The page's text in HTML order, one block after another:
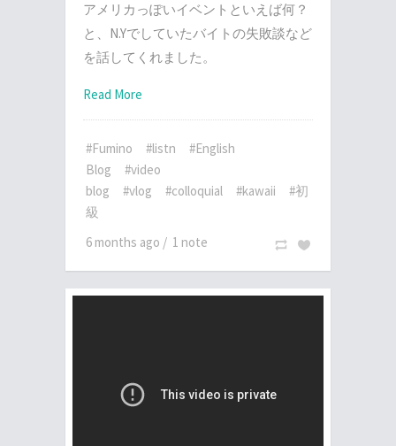
アメリカっぽいイベントといえば何？
と、N.Yでしていたバイトの失敗談など
を話してくれました。
Read More
#Fumino #listn
#English
Blog
#video
blog
#vlog #colloquial #kawaii
#初
級
6 months ago / 1 note